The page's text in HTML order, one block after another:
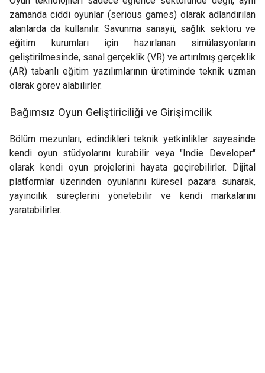
zamanda ciddi oyunlar (serious games) olarak adlandırılan
alanlarda da kullanılır. Savunma sanayii, sağlık sektörü ve
eğitim kurumları için hazırlanan simülasyonların
geliştirilmesinde, sanal gerçeklik (VR) ve artırılmış gerçeklik
(AR) tabanlı eğitim yazılımlarının üretiminde teknik uzman
olarak görev alabilirler.
Bağımsız Oyun Geliştiriciliği ve Girişimcilik
Bölüm mezunları, edindikleri teknik yetkinlikler sayesinde
kendi oyun stüdyolarını kurabilir veya "Indie Developer"
olarak kendi oyun projelerini hayata geçirebilirler. Dijital
platformlar üzerinden oyunlarını küresel pazara sunarak,
yayıncılık süreçlerini yönetebilir ve kendi markalarını
yaratabilirler.